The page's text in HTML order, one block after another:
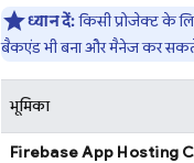
ध्यान दें:किसी प्रोजेक्ट के
बैकएंड भी बना और मैनेज कर
भूमिका
Firebase App Hosting